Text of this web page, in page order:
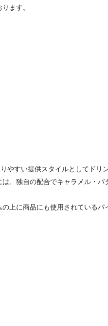
ます。
やすい提供スタイルとしてドリ
、 独自の配合でキャラメル・バ
の上に商品にも使用されているパ